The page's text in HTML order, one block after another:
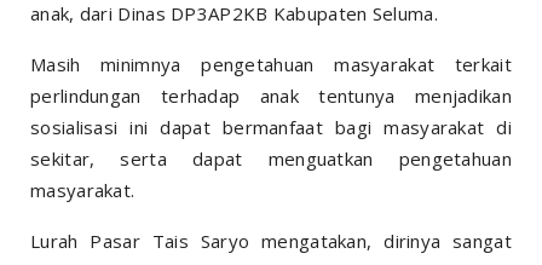
anak, dari Dinas DP3AP2KB Kabupaten Seluma.
Masih minimnya pengetahuan masyarakat terkait
perlindungan terhadap anak tentunya menjadikan
sosialisasi ini dapat bermanfaat bagi masyarakat di
sekitar, serta dapat menguatkan pengetahuan
masyarakat.
Lurah Pasar Tais Saryo mengatakan, dirinya sangat